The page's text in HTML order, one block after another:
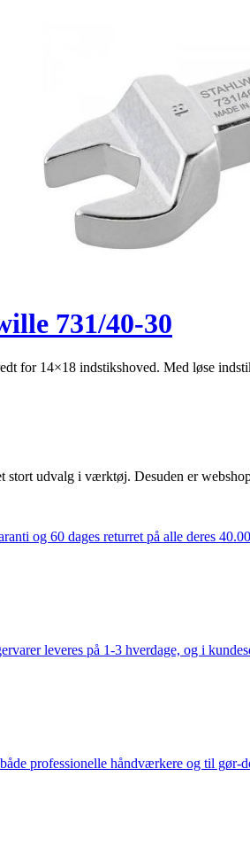
731/40-30
14×18 indstikshoved. Med løse
stort udvalg i værktøj. Desuden er
og 60 dages returret på alle deres
leveres på 1-3 hverdage, og i
professionelle håndværkere og til gør-